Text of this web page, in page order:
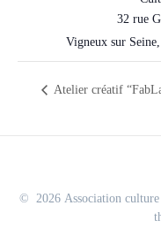
32 rue
Vigneux sur Seine,
Atelier créatif
© 2026 Association culture